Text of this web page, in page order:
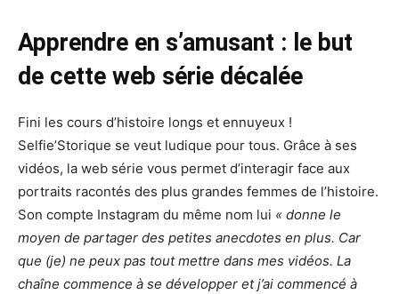
Apprendre en s’amusant : le but
de cette web série décalée
Fini les cours d’histoire longs et ennuyeux !
Selfie’Storique se veut ludique pour tous. Grâce à ses
vidéos, la web série vous permet d’interagir face aux
portraits racontés des plus grandes femmes de l’histoire.
Son compte Instagram du même nom lui « donne le
moyen de partager des petites anecdotes en plus. Car
que (je) ne peux pas tout mettre dans mes vidéos. La
chaîne commence à se développer et j’ai commencé à